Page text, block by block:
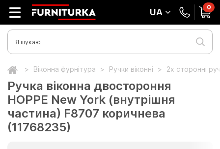
UA 0
Віконна фурнітура Ручки віконні 2х сторонні
Ручка віконна двостороння
HOPPE New York (внутрішня
частина) F8707 коричнева
(11768235)